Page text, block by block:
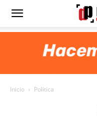
Diario
Inicio Politica